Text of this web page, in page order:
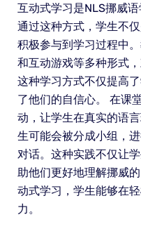
互动式学习是NLS挪威
通过这种方式，学生不
积极参与到学习过程中
和互动游戏等多种形式
这种学习方式不仅提高
了他们的自信心。 在课
动，让学生在真实的语
生可能会被分成小组，
对话。这种实践不仅让
助他们更好地理解挪威
动式学习，学生能够在
力。